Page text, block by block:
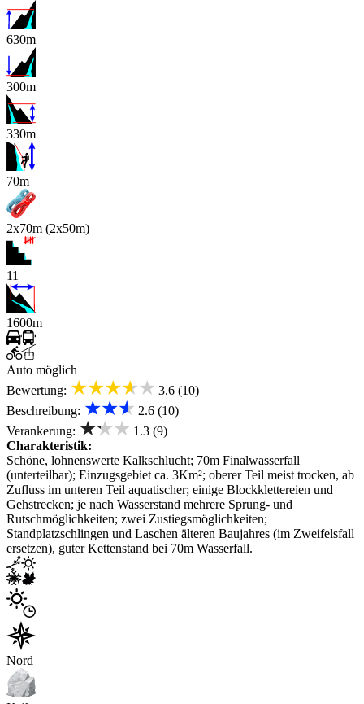
630m
300m
330m
x
70m
2x70m (2x50m)
11
1600m
Auto möglich
Bewertung: ★★★★★ 3.6 (10)
Beschreibung: ★★★ 2.6 (10)
Verankerung: ★★★ 1.3 (9)
Charakteristik:
Schöne, lohnenswerte Kalkschlucht; 70m Finalwasserfall
(unterteilbar); Einzugsgebiet ca. 3Km²; oberer Teil meist trocken, ab
Zufluss im unteren Teil aquatischer; einige Blockklettereien und
Gehstrecken; je nach Wasserstand mehrere Sprung- und
Rutschmöglichkeiten; zwei Zustiegsmöglichkeiten;
Standplatzschlingen und Laschen älteren Baujahres (im Zweifelsfall
ersetzen), guter Kettenstand bei 70m Wasserfall.
Nord